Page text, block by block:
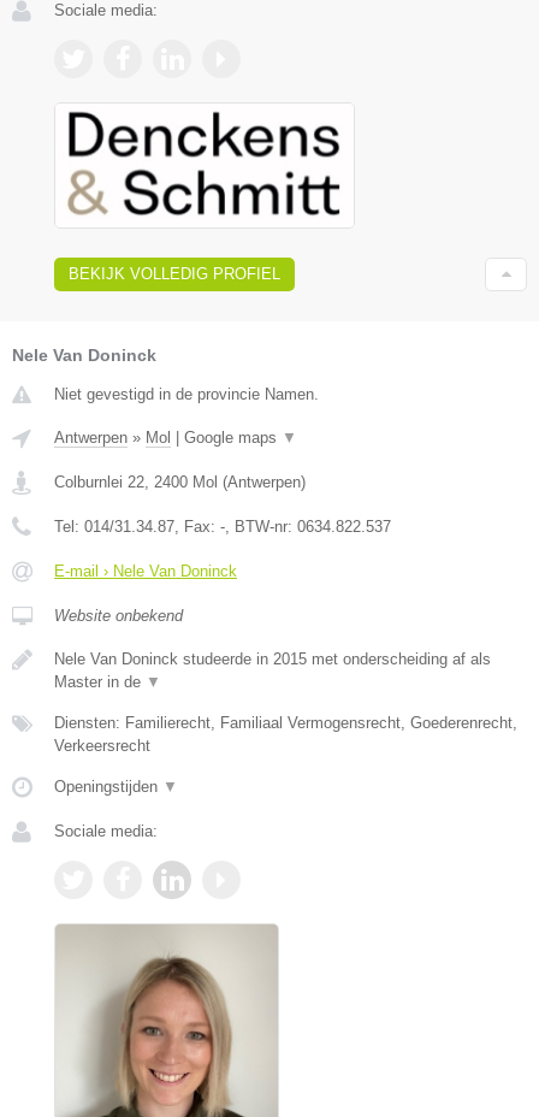
Sociale media:
BEKIJK VOLLEDIG PROFIEL
Nele Van Doninck
Niet gevestigd in de provincie Namen.
Antwerpen » Mol Google maps ▼
Colburnlei 22, 2400 Mol (Antwerpen)
Tel: 014/31.34.87, Fax: -, BTW-nr: 0634.822.537
E-mail › Nele Van Doninck
Website onbekend
Nele Van Doninck studeerde in 2015 met onderscheiding af als
Master in de ▼
Diensten: Familierecht, Familiaal Vermogensrecht, Goederenrecht,
Verkeersrecht
Openingstijden ▼
Sociale media: